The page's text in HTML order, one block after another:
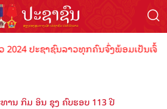
ປະຊາຊົນລາວທຸກຄົນຈົ່ງພ້ອມເປັນເຈົ້
ານ ກິມ ອິນ ຊຸງ ຄົບຮອບ 113 ປີ